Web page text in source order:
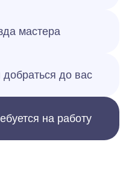
мастера
до вас
на работу